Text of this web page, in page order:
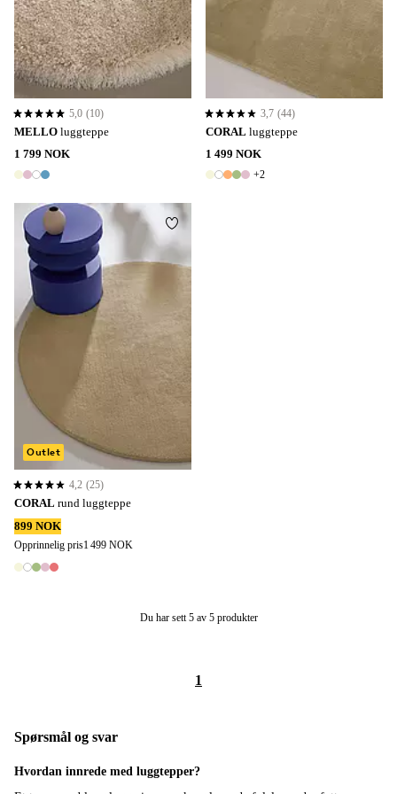
MELLO luggteppe
1 799 NOK
4 farger
5,0 basert på 10 karaktergivninger
5,0 (10)
CORAL luggteppe
1 499 NOK
7 farger
+2
3,7 basert på 44 karaktergivninger
3,7 (44)
CORAL rund luggteppe
899 NOK
Opprinnelig pris1 499 NOK
5 farger
4,2 basert på 25 karaktergivninger
4,2 (25)
Outlet
Legg til favoritter
120200
Du har sett 5 av 5 produkter
1
Spørsmål og svar
Hvordan innrede med luggtepper?